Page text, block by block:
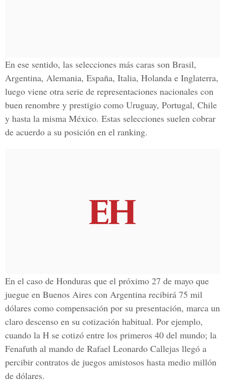
En ese sentido, las selecciones más caras son Brasil,
Argentina, Alemania, España, Italia, Holanda e Inglaterra,
luego viene otra serie de representaciones nacionales con
buen renombre y prestigio como Uruguay, Portugal, Chile
y hasta la misma México. Estas selecciones suelen cobrar
de acuerdo a su posición en el ranking.
En el caso de Honduras que el próximo 27 de mayo que
juegue en Buenos Aires con Argentina recibirá 75 mil
dólares como compensación por su presentación, marca un
claro descenso en su cotización habitual. Por ejemplo,
cuando la H se cotizó entre los primeros 40 del mundo; la
Fenafuth al mando de Rafael Leonardo Callejas llegó a
percibir contratos de juegos amistosos hasta medio millón
de dólares.